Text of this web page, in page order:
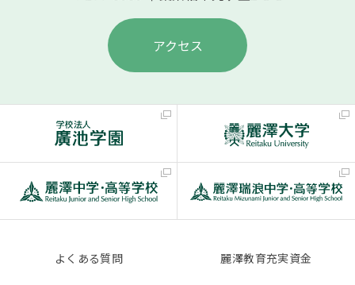
アクセス
よくある質問 麗澤教育充実資金